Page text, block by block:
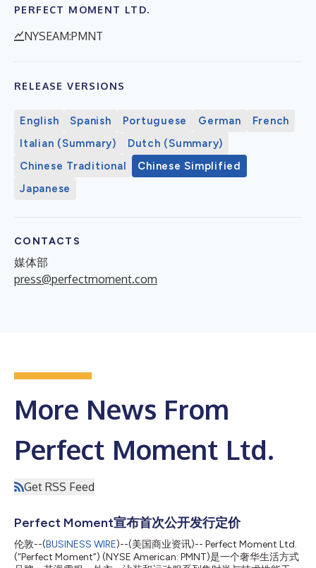
PERFECT MOMENT LTD.
NYSEAM:PMNT
RELEASE VERSIONS
English Spanish Portuguese German
French
Italian (Summary)
Dutch (Summary)
Chinese Traditional
Chinese Simplified
Japanese
CONTACTS
媒体部
press@perfectmoment.com
More News From
Perfect Moment Ltd.
Get RSS Feed
Perfect Moment宣布首次公开发行定价
伦敦--(BUSINESS WIRE)--(美国商业资讯)-- Perfect Moment Ltd.
(“Perfect Moment”) (NYSE American: PMNT)是一个奢华生活方式